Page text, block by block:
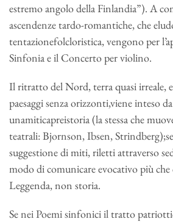
estremo angolo della Finlandia”). A
ascendenze tardo-romantiche, che
tentazionefolcloristica, vengono per
Sinfonia e il Concerto per violino.
Il ritratto del Nord, terra quasi irreale,
paesaggi senza orizzonti,viene inteso
unamiticapreistoria (la stessa che
teatrali: Bjornson, Ibsen,
suggestione di miti, riletti attraverso
modo di comunicare evocativo più
Leggenda, non storia.
Se nei Poemi sinfonici il tratto